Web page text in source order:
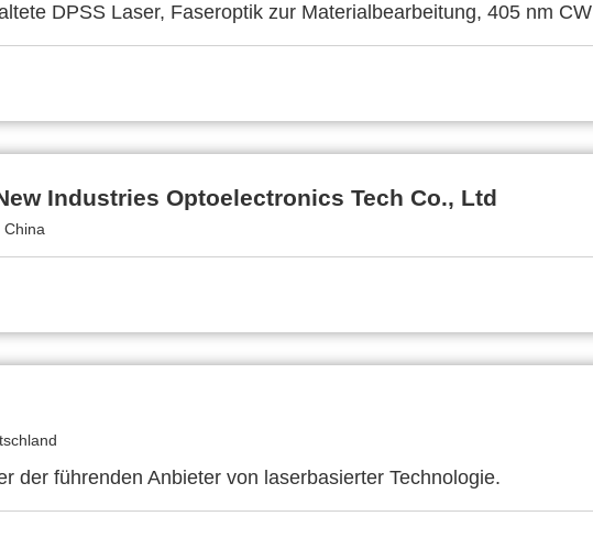
DPSS Laser, Faseroptik zur Materialbearbeitung, 405 nm CW
Industries Optoelectronics Tech Co., Ltd
der führenden Anbieter von laserbasierter Technologie.